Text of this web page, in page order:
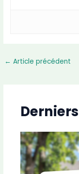
← Article précédent